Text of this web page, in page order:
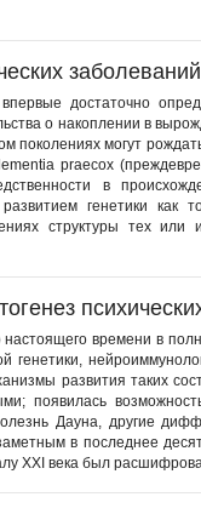
заболеваний
достаточно
о накоплении в
поколениях могут
praecox
в
генетики как
структуры тех или
времени в
генетики,
развития таких
появилась
Дауна, другие
в последнее
XXI века был